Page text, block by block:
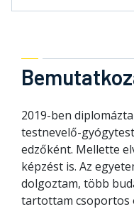
2019-ben
testnevelő-
edzőként. Mellette
képzést is. Az
dolgoztam, több
tartottam csoportos